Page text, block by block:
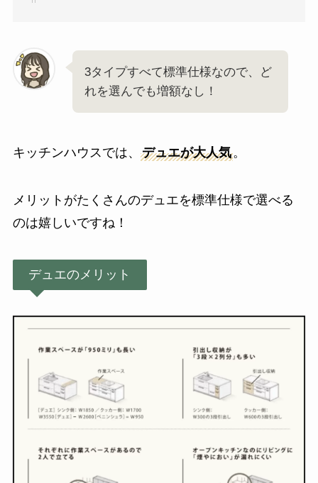
3タイプすべて標準仕様なので、ど
れを選んでも増額なし！
キッチンハウスでは、 デュエが大人気。
メリットがたくさんのデュエを標準仕様で選べる
のは嬉しいですね！
デュエのメリット